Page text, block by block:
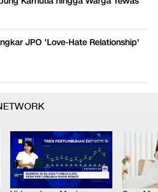
JPO 'Love-Hate Relationship'